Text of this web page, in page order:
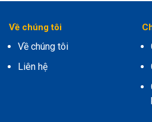
Về chúng tôi
Về chúng tôi
Liên hệ